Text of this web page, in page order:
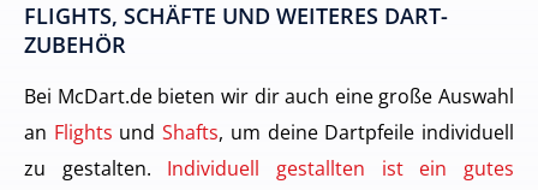
FLIGHTS, SCHÄFTE UND WEITERES DART-
ZUBEHÖR
Bei McDart.de bieten wir dir auch eine große Auswahl
an Flights undShafts, um deine Dartpfeile individuell
zu gestalten. Individuell gestallten ist ein gutes